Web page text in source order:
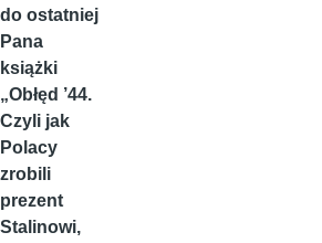
do ostatniej
Pana
książki
„Obłęd ’44.
Czyli jak
Polacy
zrobili
prezent
Stalinowi,